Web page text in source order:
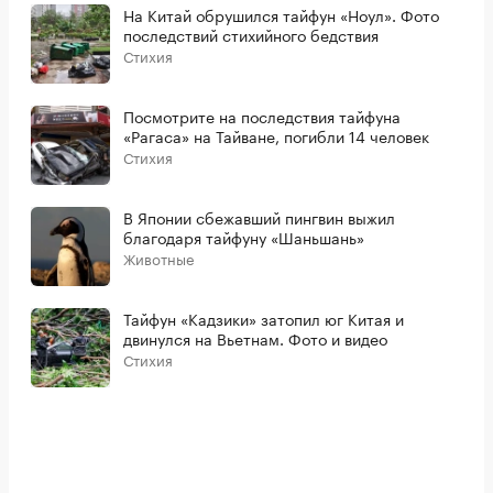
На Китай обрушился тайфун «Ноул». Фото
последствий стихийного бедствия
Стихия
Посмотрите на последствия тайфуна
«Рагаса» на Тайване, погибли 14 человек
Стихия
В Японии сбежавший пингвин выжил
благодаря тайфуну «Шаньшань»
Животные
Тайфун «Кадзики» затопил юг Китая и
двинулся на Вьетнам. Фото и видео
Стихия